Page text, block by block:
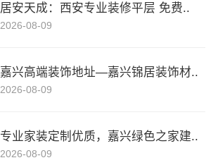
居安天成：西安专业装修平层 免费..
2026-08-09
嘉兴高端装饰地址—嘉兴锦居装饰材..
2026-08-09
专业家装定制优质，嘉兴绿色之家建..
2026-08-09